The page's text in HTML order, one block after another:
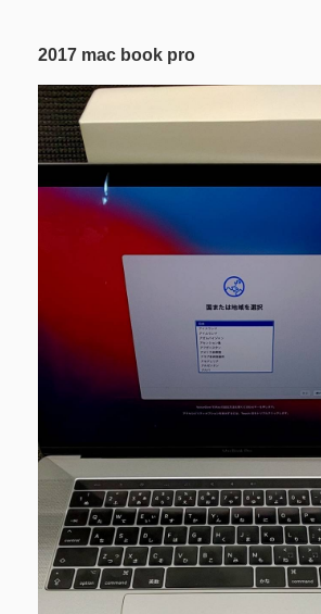
2017 mac book pro